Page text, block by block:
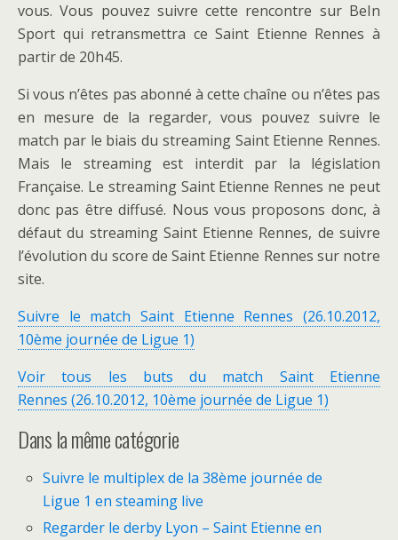
vous. Vous pouvez suivre cette rencontre sur BeIn
Sport qui retransmettra ce Saint Etienne Rennes à
partir de 20h45.
Si vous n’êtes pas abonné à cette chaîne ou n’êtes pas
en mesure de la regarder, vous pouvez suivre le
match par le biais du streaming Saint Etienne Rennes.
Mais le streaming est interdit par la législation
Française. Le streaming Saint Etienne Rennes ne peut
donc pas être diffusé. Nous vous proposons donc, à
défaut du streaming Saint Etienne Rennes, de suivre
l’évolution du score de Saint Etienne Rennes sur notre
site.
Suivre le match Saint Etienne Rennes (26.10.2012,
10ème journée de Ligue 1)
Voir tous les buts du match Saint Etienne
Rennes (26.10.2012, 10ème journée de Ligue 1)
Dans la même catégorie
Suivre le multiplex de la 38ème journée de
Ligue 1 en steaming live
Regarder le derby Lyon – Saint Etienne en